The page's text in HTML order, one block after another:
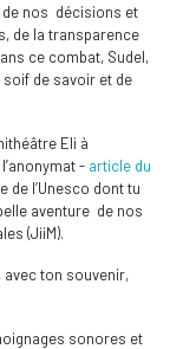
de nos décisions et
de la transparence
ce combat, Sudel,
de savoir et de
Eli à
- article du
de l’Unesco dont tu
aventure de nos
(JiiM).
ton souvenir,
sonores et